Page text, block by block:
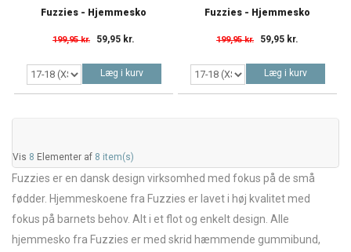
Fuzzies - Hjemmesko
199,95 kr. 59,95 kr.
Læg i kurv
Fuzzies - Hjemmesko
199,95 kr. 59,95 kr.
Læg i kurv
Vis 8 Elementer af 8 item(s)
Fuzzies er en dansk design virksomhed med fokus på de små
fødder. Hjemmeskoene fra Fuzzies er lavet i høj kvalitet med
fokus på barnets behov. Alt i et flot og enkelt design. Alle
hjemmesko fra Fuzzies er med skrid hæmmende gummibund,